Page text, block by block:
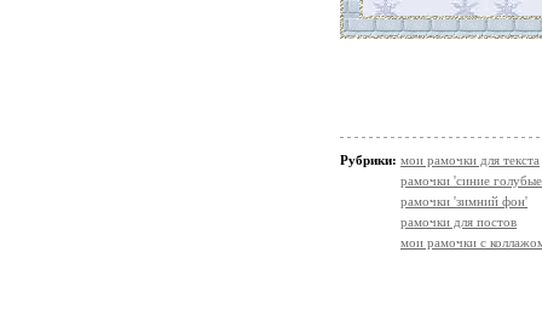
Рубрики: мои рамочки для текста
рамочки 'синие
рамочки 'зимний фон'
рамочки для постов
мои рамочки с